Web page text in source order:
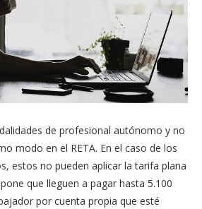
de profesional autónomo y no
modo en el RETA. En el caso de los
estos no pueden aplicar la tarifa plana
que lleguen a pagar hasta 5.100
por cuenta propia que esté